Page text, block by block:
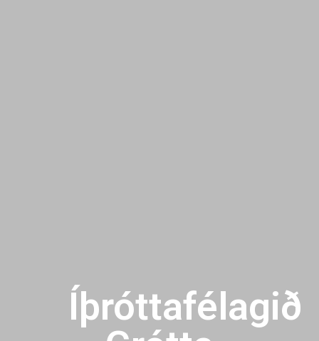
Íþróttafélagið